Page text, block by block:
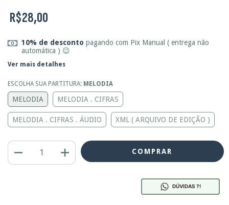
R$28,00
10% de desconto pagando com Pix Manual ( entrega não
automática ) 😉
Ver mais detalhes
ESCOLHA SUA PARTITURA: MELODIA
MELODIA MELODIA . CIFRAS
MELODIA . CIFRAS . ÁUDIO XML ( ARQUIVO DE EDIÇÃO )
DÚVIDAS ?!